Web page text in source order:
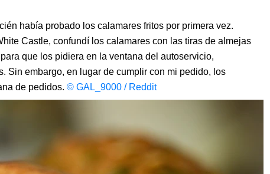
había probado los calamares fritos por primera vez.
Castle, confundí los calamares con las tiras de almejas
que los pidiera en la ventana del autoservicio,
Sin embargo, en lugar de cumplir con mi pedido, los
de pedidos. © GAL_9000 / Reddit